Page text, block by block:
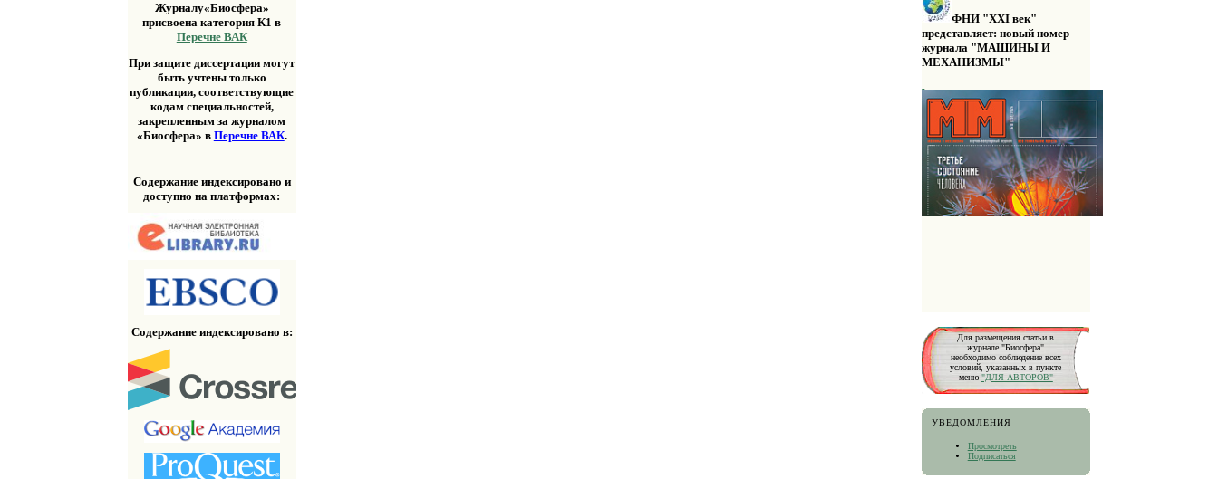
Журналу«Биосфера»
присвоена категория К1 в
Перечне ВАК
При защите диссертации могут
быть учтены только
публикации, соответствующие
кодам специальностей,
закрепленным за журналом
«Биосфера» в Перечне ВАК.
Содержание индексировано и
доступно на платформах:
Содержание индексировано в:
ФНИ "XXI век"
представляет: новый номер
журнала "МАШИНЫ И
МЕХАНИЗМЫ"
Для размещения статьи в
журнале "Биосфера"
необходимо соблюдение всех
условий, указанных в пункте
меню "ДЛЯ АВТОРОВ"
УВЕДОМЛЕНИЯ
Просмотреть
Подписаться